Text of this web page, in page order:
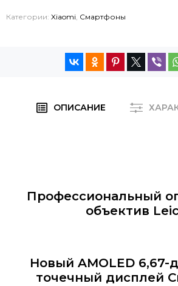
Категории: Xiaomi, Смартфоны
ОПИСАНИЕ
Профессиональный
объектив
Новый AMOLED
точечный дисплей